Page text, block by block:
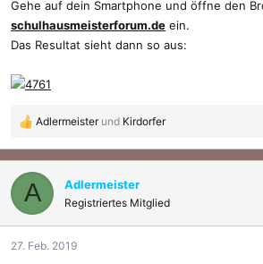
Gehe auf dein Smartphone und öffne den
schulhausmeisterforum.de ein.
Das Resultat sieht dann so aus:
R
a
k
i
o
n
Adlermeisterund Kirdorfer
A Adlermeister
Registriertes Mitglied
27. Feb. 2019